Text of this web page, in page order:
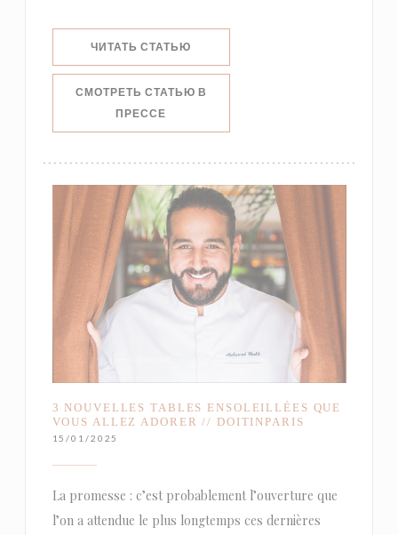
ЧИТАТЬ СТАТЬЮ
СМОТРЕТЬ СТАТЬЮ В
ПРЕССЕ
3 NOUVELLES TABLES ENSOLEILLÉES QUE
VOUS ALLEZ ADORER // DOITINPARIS
15/01/2025
La promesse : c’est probablement l’ouverture que
l’on a attendue le plus longtemps ces dernières